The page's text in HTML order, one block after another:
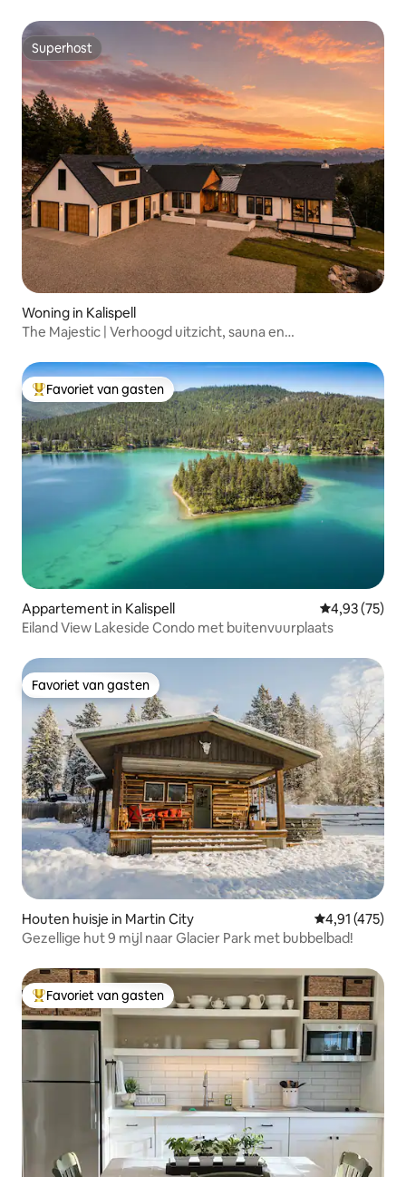
Superhost
Superhost
Woning in Kalispell
The Majestic | Verhoogd uitzicht, sauna en
Topfavoriet van gasten
Favoriet van gasten
Appartement in Kalispell Gemiddelde
4,93 (75)
Eiland View Lakeside Condo met buitenvuurplaats
Favoriet van gasten
Favoriet van gasten
Houten huisje in Martin City Gemiddelde
4,91 (475)
Gezellige hut 9 mijl naar Glacier Park met bubbelbad!
Topfavoriet van gasten
Favoriet van gasten